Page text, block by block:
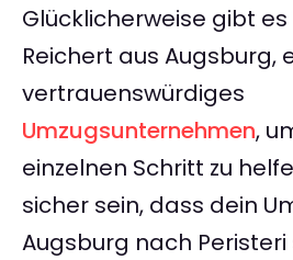
Glücklicherweise gibt
Reichert aus Augsburg,
vertrauenswürdiges
Umzugsunternehmen,
einzelnen Schritt zu
sicher sein, dass dein
Augsburg nach Peristeri